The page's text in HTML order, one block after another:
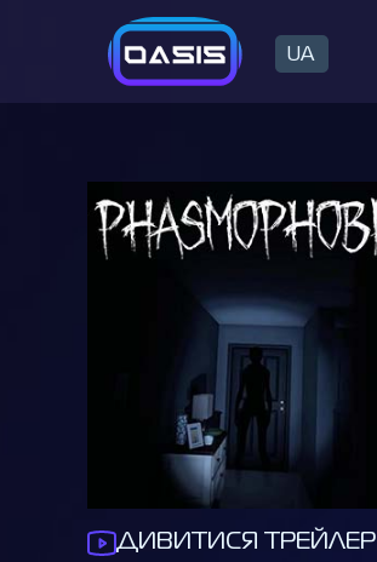
UA
ДИВИТИСЯ ТРЕЙЛЕР